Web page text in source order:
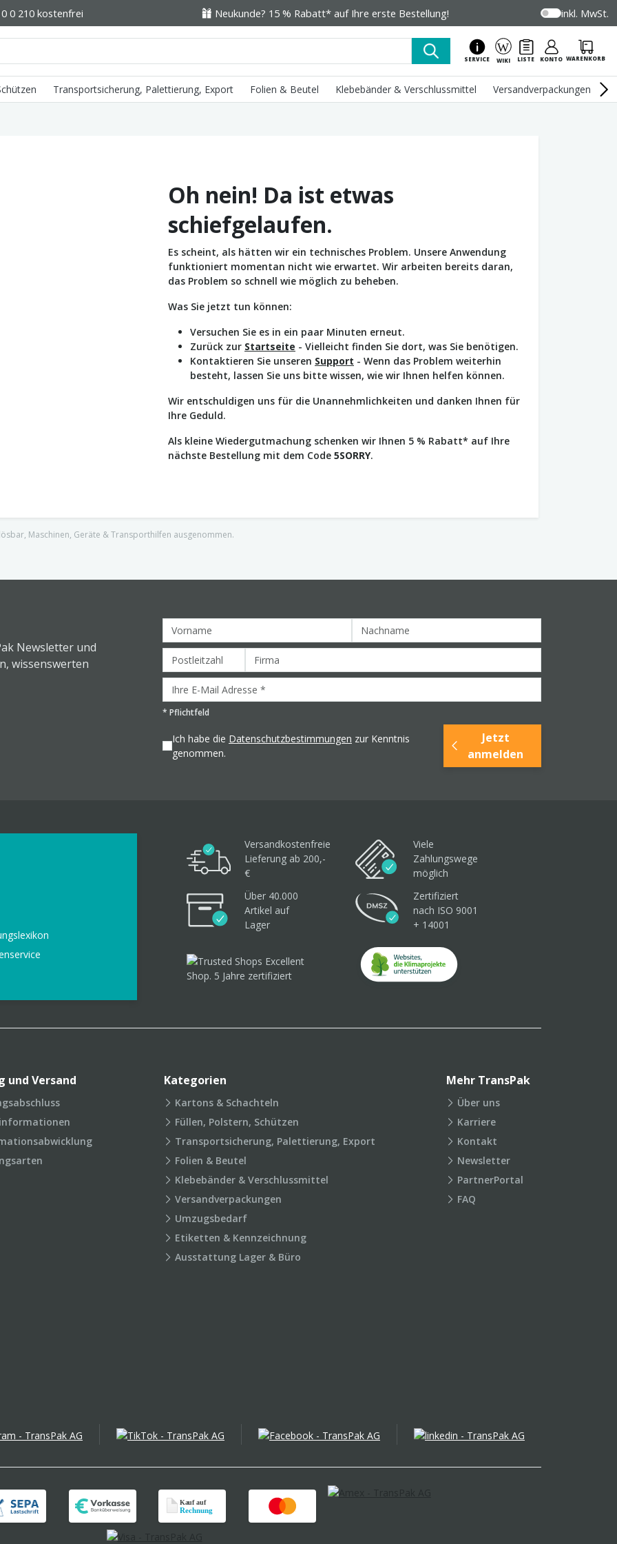
0 210 kostenfrei Neukunde? 15 % Rabatt* auf Ihre erste Bestellung! inkl. MwSt.
SERVICE WIKI LISTE KONTO WARENKORB
Transportsicherung, Palettierung, Export Folien & Beutel Klebebänder & Verschlussmittel Versandverpackungen
Oh nein! Da ist etwas
schiefgelaufen.
Es scheint, als hätten wir ein technisches Problem. Unsere Anwendung
funktioniert momentan nicht wie erwartet. Wir arbeiten bereits daran,
das Problem so schnell wie möglich zu beheben.
Was Sie jetzt tun können:
Versuchen Sie es in ein paar Minuten erneut.
Zurück zur Startseite - Vielleicht finden Sie dort, was Sie benötigen.
Kontaktieren Sie unseren Support - Wenn das Problem weiterhin
besteht, lassen Sie uns bitte wissen, wie wir Ihnen helfen können.
Wir entschuldigen uns für die Unannehmlichkeiten und danken Ihnen für
Ihre Geduld.
Als kleine Wiedergutmachung schenken wir Ihnen 5 % Rabatt* auf Ihre
nächste Bestellung mit dem Code 5SORRY.
Maschinen, Geräte & Transporthilfen ausgenommen.
Newsletter und
wissenswerten
* Pflichtfeld
Ich habe die Datenschutzbestimmungen zur Kenntnis
genommen.
Jetzt
anmelden
Versandkostenfreie
Lieferung ab 200,-
€
Viele
Zahlungswege
möglich
Über 40.000
Artikel auf
Lager
Zertifiziert
nach ISO 9001
+ 14001
und Versand Kategorien
Kartons & Schachteln
Füllen, Polstern, Schützen
Transportsicherung, Palettierung, Export
Folien & Beutel
Klebebänder & Verschlussmittel
Versandverpackungen
Umzugsbedarf
Etiketten & Kennzeichnung
Ausstattung Lager & Büro
Mehr TransPak
Über uns
Karriere
Kontakt
Newsletter
PartnerPortal
FAQ